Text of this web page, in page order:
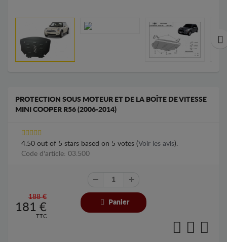
PROTECTION SOUS MOTEUR ET DE LA BOÎTE DE VITESSE
MINI COOPER R56 (2006-2014)
4.50 out of 5 stars based on 5 votes (Voir les avis).
Code d'article: 03.500
188 €
181 €
TTC
Panier